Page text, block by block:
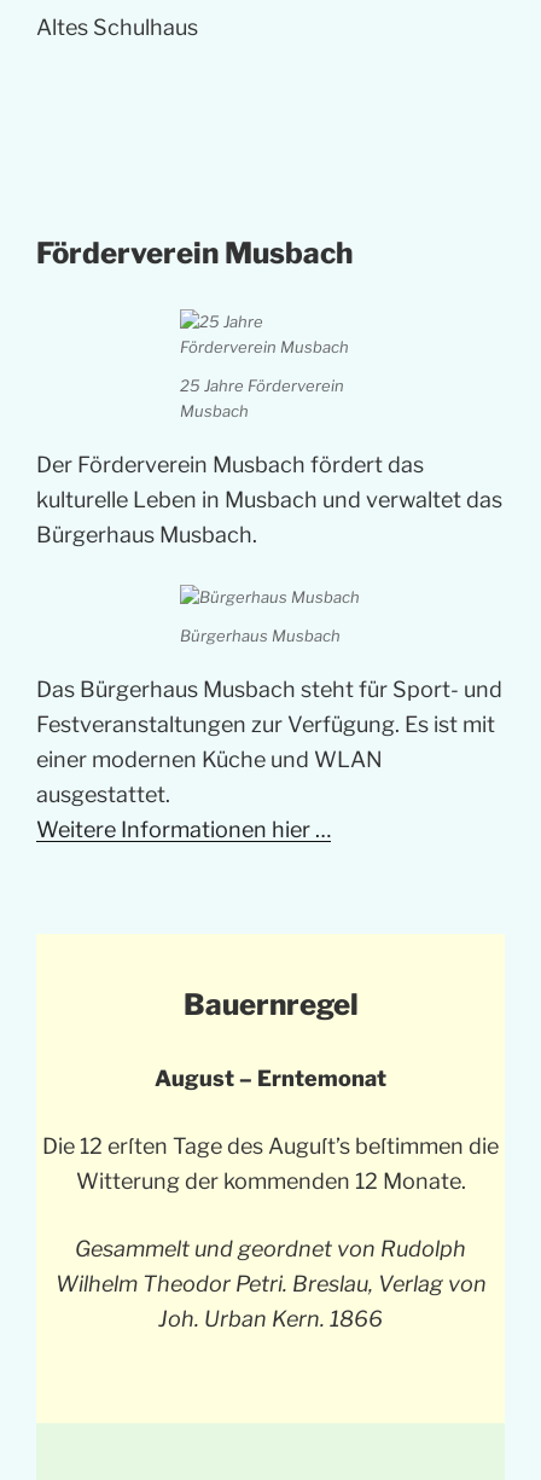
Altes Schulhaus
Förderverein Musbach
25 Jahre Förderverein
Musbach
Der Förderverein Musbach fördert das
kulturelle Leben in Musbach und verwaltet das
Bürgerhaus Musbach.
Bürgerhaus Musbach
Das Bürgerhaus Musbach steht für Sport- und
Festveranstaltungen zur Verfügung. Es ist mit
einer modernen Küche und WLAN
ausgestattet.
Weitere Informationen hier …
Bauernregel
August – Erntemonat
Die 12 erſten Tage des Auguſt’s beſtimmen die
Witterung der kommenden 12 Monate.
Gesammelt und geordnet von Rudolph
Wilhelm Theodor Petri. Breslau, Verlag von
Joh. Urban Kern. 1866